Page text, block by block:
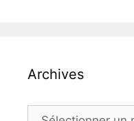
Archives
Archives